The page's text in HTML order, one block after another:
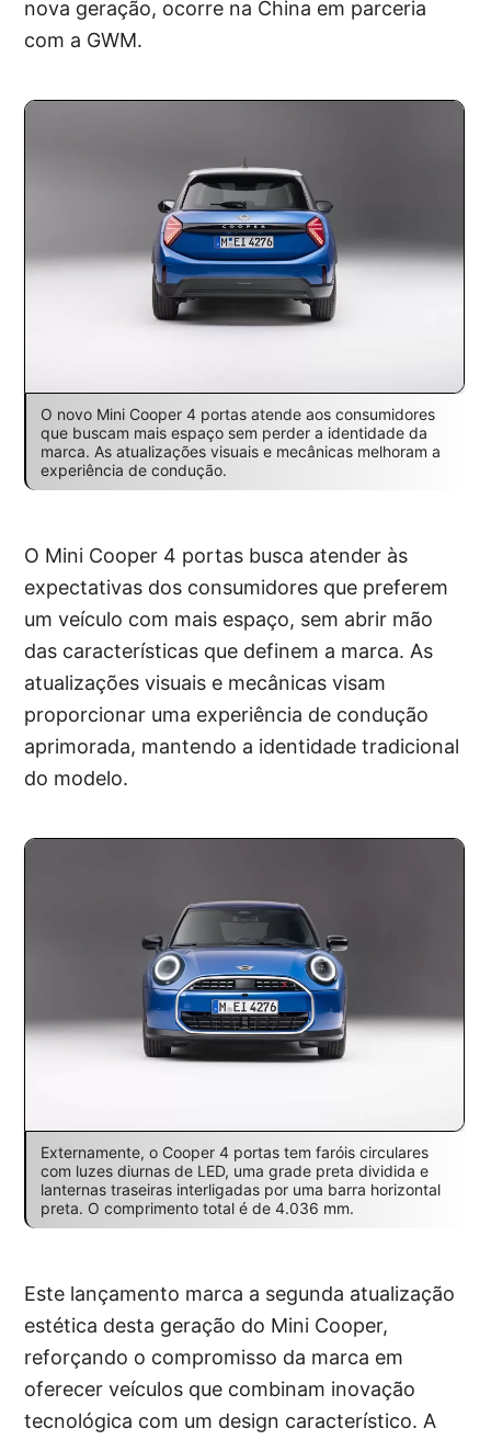
nova geração, ocorre na China em parceria
com a GWM.
O novo Mini Cooper 4 portas atende aos consumidores
que buscam mais espaço sem perder a identidade da
marca. As atualizações visuais e mecânicas melhoram a
experiência de condução.
O Mini Cooper 4 portas busca atender às
expectativas dos consumidores que preferem
um veículo com mais espaço, sem abrir mão
das características que definem a marca. As
atualizações visuais e mecânicas visam
proporcionar uma experiência de condução
aprimorada, mantendo a identidade tradicional
do modelo.
Externamente, o Cooper 4 portas tem faróis circulares
com luzes diurnas de LED, uma grade preta dividida e
lanternas traseiras interligadas por uma barra horizontal
preta. O comprimento total é de 4.036 mm.
Este lançamento marca a segunda atualização
estética desta geração do Mini Cooper,
reforçando o compromisso da marca em
oferecer veículos que combinam inovação
tecnológica com um design característico. A